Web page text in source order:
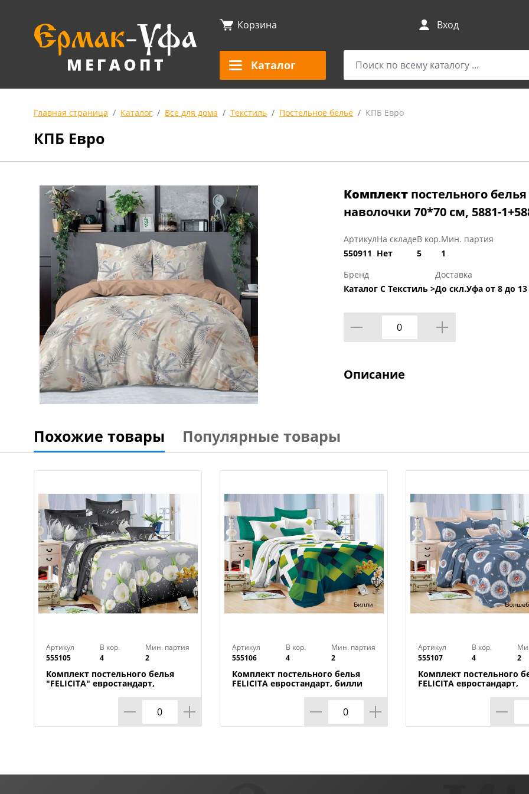
Корзина Вход
Каталог
Главная страница Каталог Все для дома Текстиль Постельное белье КПБ Евро
КПБ Евро
Комплект постельного
наволочки 70*70 см, 5881-
Артикул
550911
На складе
Нет
В кор.
5
Мин. партия
1
Бренд
Каталог С Текстиль >
Доставка
До скл.Уфа от 8 до
Описание
Похожие товары Популярные товары
Артикул
555105
В кор.
4
Мин. партия
2
Комплект постельного белья
"FELICITA" евростандарт,
Артикул
555106
В кор.
4
Мин. партия
2
Комплект постельного белья
FELICITA евростандарт, билли
Артикул
555107
В кор.
4
2
Комплект постельного
FELICITA евростандарт,